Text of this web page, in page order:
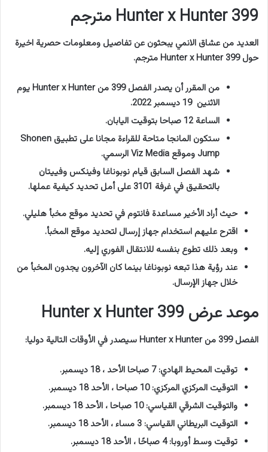
Hunter x Hunter 399 مترجم
العديد من عشاق الانمي يبحثون عن تفاصيل ومعلومات حصرية اخيرة
حول Hunter x Hunter 399 مترجم.
من المقرر أن يصدر الفصل 399 من Hunter x Hunter يوم
الاثنين 19 ديسمبر 2022.
الساعة 12 صباحا بتوقيت اليابان.
ستكون المانجا متاحة للقراءة مجانا على تطبيق Shonen
Jump وموقع Viz Media الرسمي.
شهد الفصل السابق قيام نوبوناغا وفينكس وفييتان
بالتحقيق في غرفة 3101 على أمل تحديد كيفية عملها.
حيث أراد الأخير مساعدة فانتوم في تحديد موقع مخبأ هليلي.
اقترح عليهم استخدام جهاز إرسال لتحديد موقع المخبأ.
وبعد ذلك تطوع بنفسه للانتقال الفوري إليه.
عند رؤية هذا تبعه نوبوناغا بينما كان الآخرون يجدون المخبأ من
خلال جهاز الإرسال.
موعد عرض Hunter x Hunter 399
الفصل 399 من Hunter x Hunter سيصدر في الأوقات التالية دوليا:
توقيت المحيط الهادي: 7 صباحا الأحد ، 18 ديسمبر.
التوقيت المركزي المركزي: 10 صباحا ، الأحد 18 ديسمبر.
والتوقيت الشرقي القياسي: 10 صباحا ، الأحد 18 ديسمبر.
التوقيت البريطاني القياسي: 3 مساء ، الأحد 18 ديسمبر.
توقيت وسط أوروبا: 4 صباحًا ، الأحد 18 ديسمبر.